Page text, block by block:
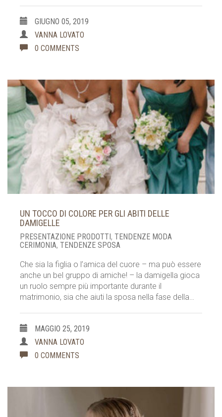
GIUGNO 05, 2019
VANNA LOVATO
0 COMMENTS
UN TOCCO DI COLORE PER GLI ABITI DELLE
DAMIGELLE
PRESENTAZIONE PRODOTTI , TENDENZE MODA
CERIMONIA, TENDENZE SPOSA
Che sia la figlia o l’amica del cuore – ma può essere
anche un bel gruppo di amiche! – la damigella gioca
un ruolo sempre più importante durante il
matrimonio, sia che aiuti la sposa nella fase della…
MAGGIO 25, 2019
VANNA LOVATO
0 COMMENTS